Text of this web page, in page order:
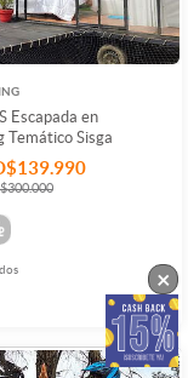
Escapada en
Temático Sisga
×